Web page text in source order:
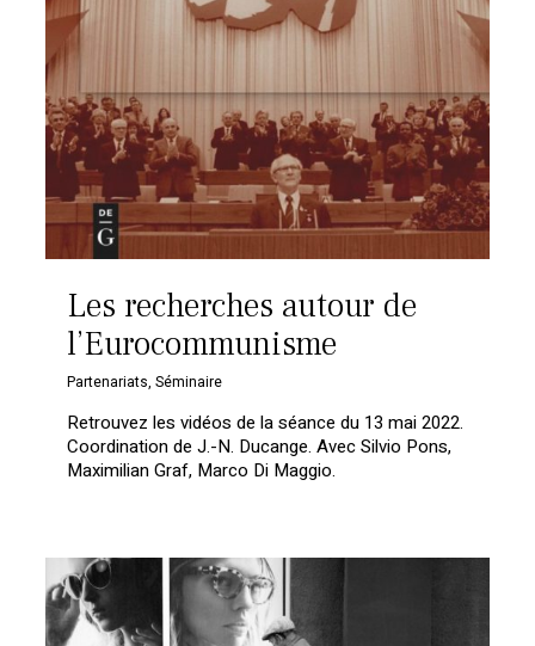
Les recherches autour de
l’Eurocommunisme
Partenariats,Séminaire
Retrouvez les vidéos de la séance du 13 mai 2022.
Coordination de J.-N. Ducange. Avec Silvio Pons,
Maximilian Graf, Marco Di Maggio.